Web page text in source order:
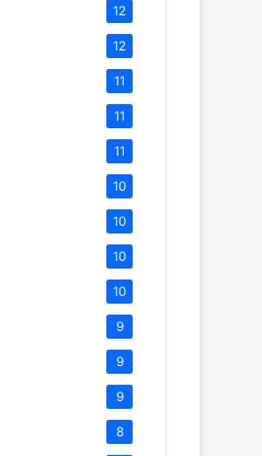
12
12
11
11
11
10
10
10
10
9
9
9
8